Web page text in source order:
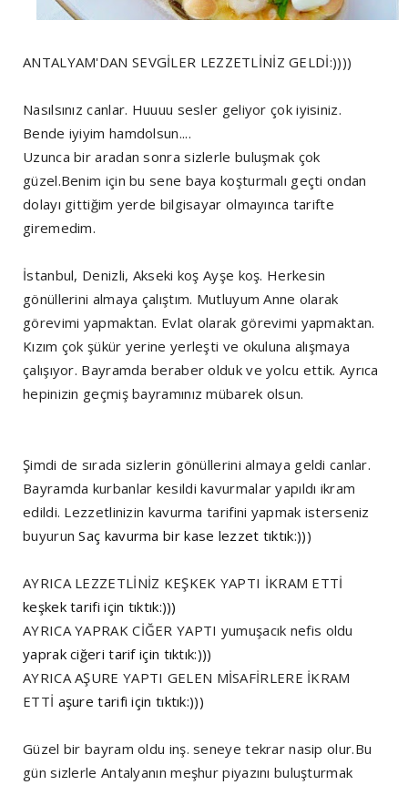
ANTALYAM'DAN SEVGİLER LEZZETLİNİZ GELDİ:))))
Nasılsınız canlar. Huuuu sesler geliyor çok iyisiniz.
Bende iyiyim hamdolsun....
Uzunca bir aradan sonra sizlerle buluşmak çok
güzel.Benim için bu sene baya koşturmalı geçti ondan
dolayı gittiğim yerde bilgisayar olmayınca tarifte
giremedim.
İstanbul, Denizli, Akseki koş Ayşe koş. Herkesin
gönüllerini almaya çalıştım. Mutluyum Anne olarak
görevimi yapmaktan. Evlat olarak görevimi yapmaktan.
Kızım çok şükür yerine yerleşti ve okuluna alışmaya
çalışıyor. Bayramda beraber olduk ve yolcu ettik. Ayrıca
hepinizin geçmiş bayramınız mübarek olsun.
Şimdi de sırada sizlerin gönüllerini almaya geldi canlar.
Bayramda kurbanlar kesildi kavurmalar yapıldı ikram
edildi. Lezzetlinizin kavurma tarifini yapmak isterseniz
buyurunSaç kavurma bir kase lezzet tıktık:)))
AYRICA LEZZETLİNİZ KEŞKEK YAPTI İKRAM ETTİ
keşkek tarifi için tıktık:)))
AYRICA YAPRAK CİĞER YAPTI yumuşacık nefis oldu
yaprak ciğeri tarif için tıktık:)))
AYRICA AŞURE YAPTI GELEN MİSAFİRLERE İKRAM
ETTİ aşure tarifi için tıktık:)))
Güzel bir bayram oldu inş. seneye tekrar nasip olur.Bu
gün sizlerle Antalyanın meşhur piyazını buluşturmak